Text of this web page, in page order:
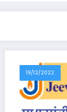
19/12/2022